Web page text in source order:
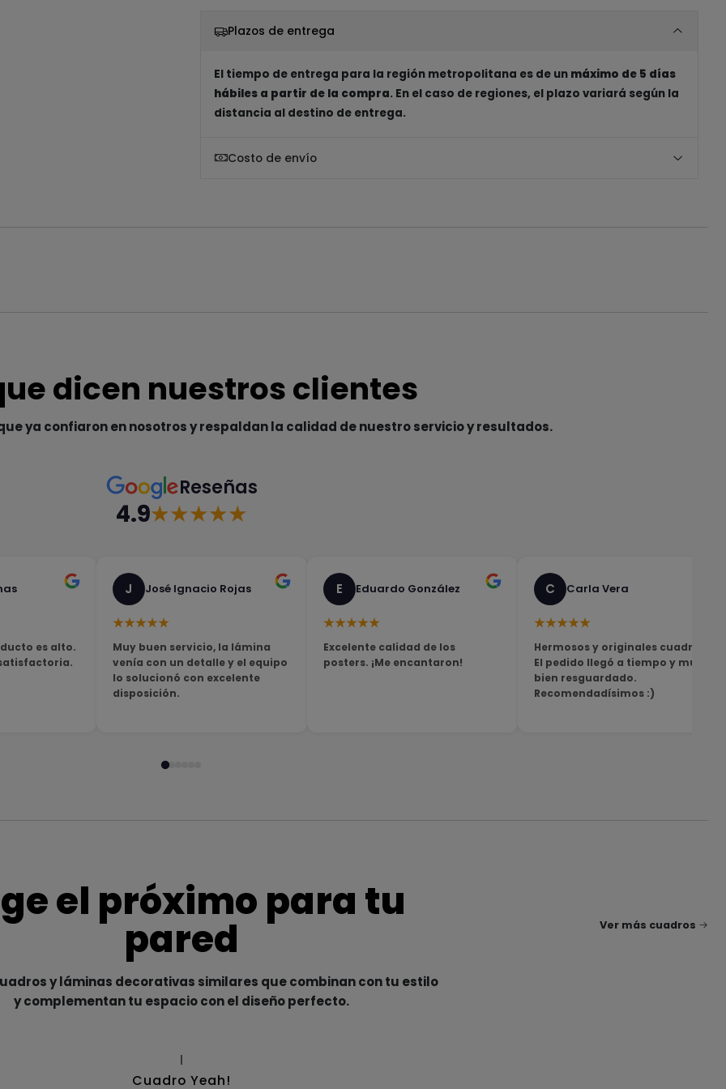
Plazos de entrega
El tiempo de entrega para la región metropolitana es de un máximo de 5 días
hábiles a partir de la compra. En el caso de regiones, el plazo variará según la
distancia al destino de entrega.
Costo de envío
dicen nuestros clientes
ya confiaron en nosotros y respaldan la calidad de nuestro servicio y resultados.
Reseñas
4.9★★★★★
es alto.
J José Ignacio Rojas
★★★★★
Muy buen servicio, la lámina
venía con un detalle y el equipo
lo solucionó con excelente
disposición.
E Eduardo González
★★★★★
Excelente calidad de los
posters. ¡Me encantaron!
C Carla Vera
★★★★★
Hermosos y originales cuadros!
El pedido llegó a tiempo y muy
bien resguardado.
Recomendadísimos :)
el próximo para tu
pared
y láminas decorativas similares que combinan con tu estilo
y complementan tu espacio con el diseño perfecto.
Ver más cuadros
Cuadro Yeah!